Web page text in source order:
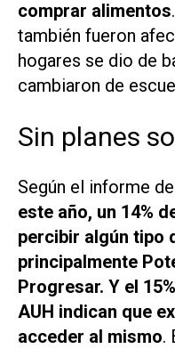
comprar alimentos
también fueron
hogares se dio de
cambiaron de
Sin planes
Según el informe
este año, un 14%
percibir algún tipo
principalmente
Progresar. Y el
AUH indican que
acceder al mismo.